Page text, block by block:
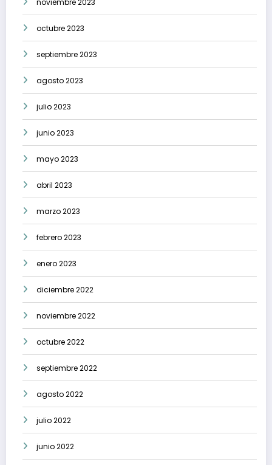
noviembre 2023
octubre 2023
septiembre 2023
agosto 2023
julio 2023
junio 2023
mayo 2023
abril 2023
marzo 2023
febrero 2023
enero 2023
diciembre 2022
noviembre 2022
octubre 2022
septiembre 2022
agosto 2022
julio 2022
junio 2022